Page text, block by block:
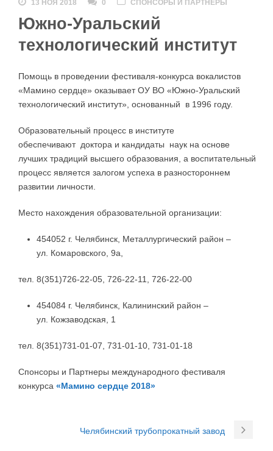
13 НОЯ 2018 0 СПОНСОРЫ И ПАРТНЕРЫ
Южно-Уральский
технологический институт
Помощь в проведении фестиваля-конкурса вокалистов
«Мамино сердце» оказывает ОУ ВО «Южно-Уральский
технологический институт», основанный в 1996 году.
Образовательный процесс в институте
обеспечивают доктора и кандидаты наук на основе
лучших традиций высшего образования, а воспитательный
процесс является залогом успеха в разностороннем
развитии личности.
Место нахождения образовательной организации:
454052 г. Челябинск, Металлургический район –
ул. Комаровского, 9а,
тел. 8(351)726-22-05, 726-22-11, 726-22-00
454084 г. Челябинск, Калининский район –
ул. Кожзаводская, 1
тел. 8(351)731-01-07, 731-01-10, 731-01-18
Спонсоры и Партнеры международного фестиваля
конкурса «Мамино сердце 2018»
Челябинский трубопрокатный завод